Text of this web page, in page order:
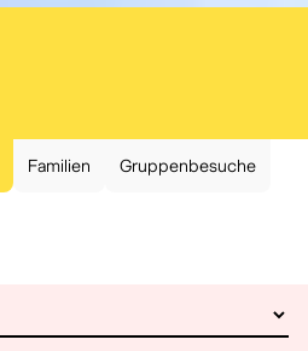
Familien Gruppenbesuche